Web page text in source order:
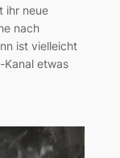
ihr neue
nach
ist vielleicht
Kanal etwas